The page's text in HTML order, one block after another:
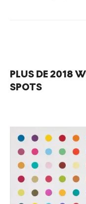
PLUS DE 2018
SPOTS